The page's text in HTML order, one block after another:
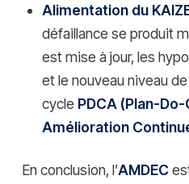
Alimentation du
défaillance se produit
est mise à jour, les
et le nouveau niveau
cycle PDCA (Plan-
Amélioration
En conclusion, l’AMDEC